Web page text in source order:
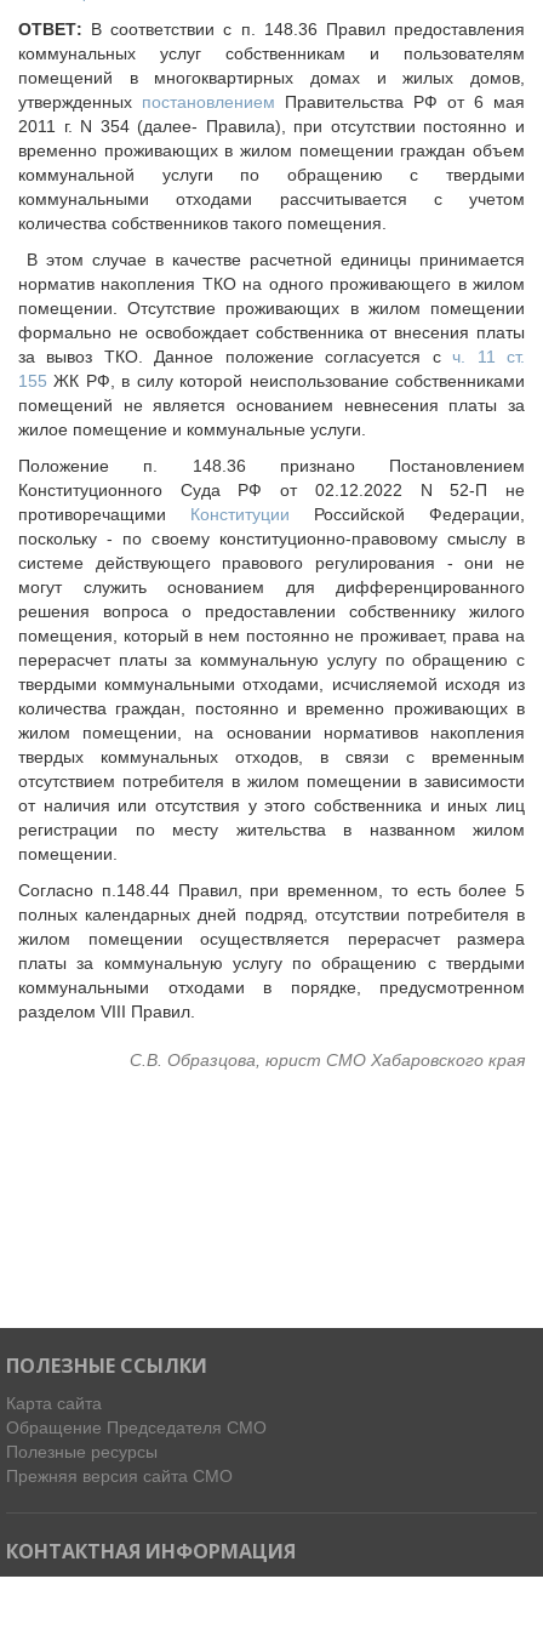
Конкурсы Совета
Семинары Совета
Издания Совета
Вопрос-ответ
ОКМО
Информационный бюллетень МСУ
НАСЕЛЕНИЕ И МСУ
ТОС
Лучшие практики ТОС
Исполнительная дирекция
Ревизионная комиссия
Палаты Совета
Комитеты Совета
Правление Совета
Обработка персональных данных
Партнеры Совета
Полезные ссылки
Инвестиционные порталы муниципальных образований
Контактная информация
НОВОСТИ
СМИ о нас
МЕТОДИЧЕСКИЙ РАЗДЕЛ
Опыт регионов
Методические материалы
Опыт муниципалитетов
Судебная практика
Мнение специалиста
Конкурсы Совета
Семинары Совета
Издания Совета
Вопрос-ответ
ВАРМСУ
Новости ВАРМСУ
НАСЕЛЕНИЕ И МСУ
Лучшие практики ТОС
ЮРИДИЧЕСКИЙ СОВЕТ
Новости юридического совета
ОТВЕТ: В соответствии с п. 148.36 Правил предоставления
коммунальных услуг собственникам и пользователям
помещений в многоквартирных домах и жилых домов,
утвержденных постановлением Правительства РФ от 6 мая
2011 г. N 354 (далее- Правила), при отсутствии постоянно и
временно проживающих в жилом помещении граждан объем
коммунальной услуги по обращению с твердыми
коммунальными отходами рассчитывается с учетом
количества собственников такого помещения.
В этом случае в качестве расчетной единицы принимается
норматив накопления ТКО на одного проживающего в жилом
помещении. Отсутствие проживающих в жилом помещении
формально не освобождает собственника от внесения платы
за вывоз ТКО. Данное положение согласуется с ч. 11 ст.
155 ЖК РФ, в силу которой неиспользование собственниками
помещений не является основанием невнесения платы за
жилое помещение и коммунальные услуги.
Положение п. 148.36 признано Постановлением
Конституционного Суда РФ от 02.12.2022 N 52-П не
противоречащими Конституции Российской Федерации,
поскольку - по своему конституционно-правовому смыслу в
системе действующего правового регулирования - они не
могут служить основанием для дифференцированного
решения вопроса о предоставлении собственнику жилого
помещения, который в нем постоянно не проживает, права на
перерасчет платы за коммунальную услугу по обращению с
твердыми коммунальными отходами, исчисляемой исходя из
количества граждан, постоянно и временно проживающих в
жилом помещении, на основании нормативов накопления
твердых коммунальных отходов, в связи с временным
отсутствием потребителя в жилом помещении в зависимости
от наличия или отсутствия у этого собственника и иных лиц
регистрации по месту жительства в названном жилом
помещении.
Согласно п.148.44 Правил, при временном, то есть более 5
полных календарных дней подряд, отсутствии потребителя в
жилом помещении осуществляется перерасчет размера
платы за коммунальную услугу по обращению с твердыми
коммунальными отходами в порядке, предусмотренном
разделом VIII Правил.
С.В. Образцова, юрист СМО Хабаровского края
ПОЛЕЗНЫЕ ССЫЛКИ
Карта сайта
Обращение Председателя СМО
Полезные ресурсы
Прежняя версия сайта СМО
КОНТАКТНАЯ ИНФОРМАЦИЯ